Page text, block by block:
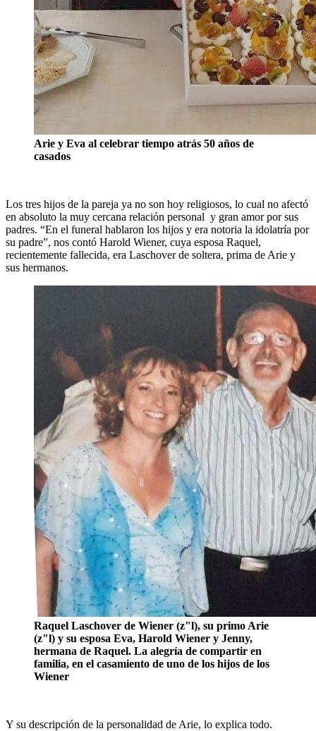
Arie y Eva al celebrar tiempo atrás 50 años de
casados
Los tres hijos de la pareja ya no son hoy religiosos, lo cual no afectó
en absoluto la muy cercana relación personal y gran amor por sus
padres. “En el funeral hablaron los hijos y era notoria la idolatría por
su padre”, nos contó Harold Wiener, cuya esposa Raquel,
recientemente fallecida, era Laschover de soltera, prima de Arie y
sus hermanos.
Raquel Laschover de Wiener (z"l), su primo Arie
(z"l) y su esposa Eva, Harold Wiener y Jenny,
hermana de Raquel. La alegría de compartir en
familia, en el casamiento de uno de los hijos de los
Wiener
Y su descripción de la personalidad de Arie, lo explica todo.